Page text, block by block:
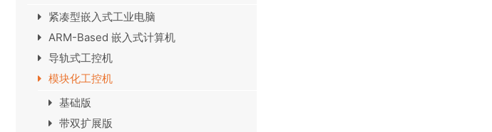
紧凑型嵌入式工业电脑
ARM-Based 嵌入式计算机
导轨式工控机
模块化工控机
基础版
带双扩展版